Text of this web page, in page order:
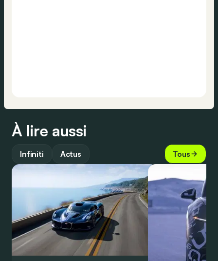
À lire aussi
Infiniti Actus Tous